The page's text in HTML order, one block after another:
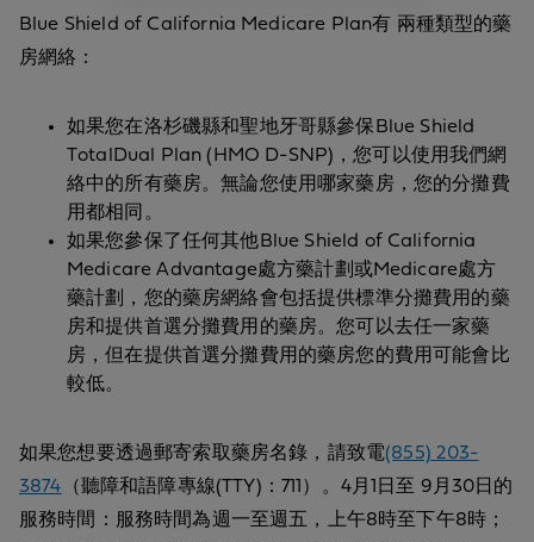
Blue Shield of California Medicare Plan有 兩種類型的藥
房網絡：
如果您在洛杉磯縣和聖地牙哥縣參保Blue Shield
TotalDual Plan (HMO D-SNP)，您可以使用我們網
絡中的所有藥房。無論您使用哪家藥房，您的分攤費
用都相同。
如果您參保了任何其他Blue Shield of California
Medicare Advantage處方藥計劃或Medicare處方
藥計劃，您的藥房網絡會包括提供標準分攤費用的藥
房和提供首選分攤費用的藥房。您可以去任一家藥
房，但在提供首選分攤費用的藥房您的費用可能會比
較低。
如果您想要透過郵寄索取藥房名錄，請致電(855) 203-
3874 （聽障和語障專線(TTY)：711）。4月1日至 9月30日的
服務時間：服務時間為週一至週五，上午8時至下午8時；